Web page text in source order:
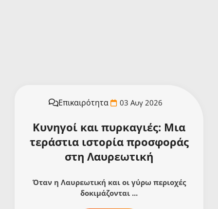
Επικαιρότητα 03 Αυγ 2026
Κυνηγοί και πυρκαγιές: Μια
τεράστια ιστορία προσφοράς
στη Λαυρεωτική
Όταν η Λαυρεωτική και οι γύρω περιοχές
δοκιμάζονται ...